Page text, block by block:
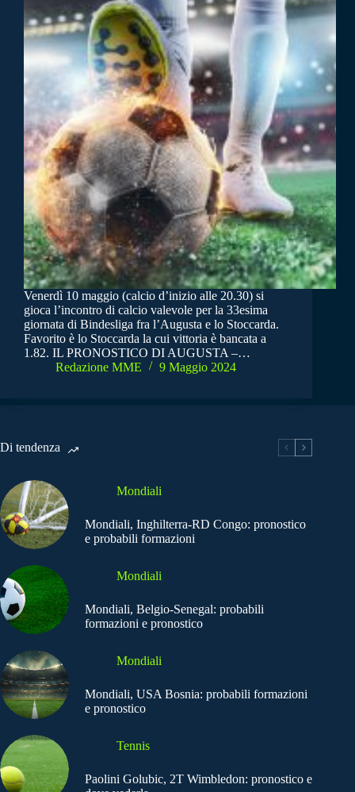
Venerdì 10 maggio (calcio d’inizio alle 20.30) si
gioca l’incontro di calcio valevole per la 33esima
giornata di Bindesliga fra l’Augusta e lo Stoccarda.
Favorito è lo Stoccarda la cui vittoria è bancata a
1.82. IL PRONOSTICO DI AUGUSTA –…
Redazione MME
9 Maggio 2024
Di tendenza
Mondiali
Mondiali, Inghilterra-RD Congo: pronostico
e probabili formazioni
Mondiali
Mondiali, Belgio-Senegal: probabili
formazioni e pronostico
Mondiali
Mondiali, USA Bosnia: probabili formazioni
e pronostico
Tennis
Paolini Golubic, 2T Wimbledon: pronostico e